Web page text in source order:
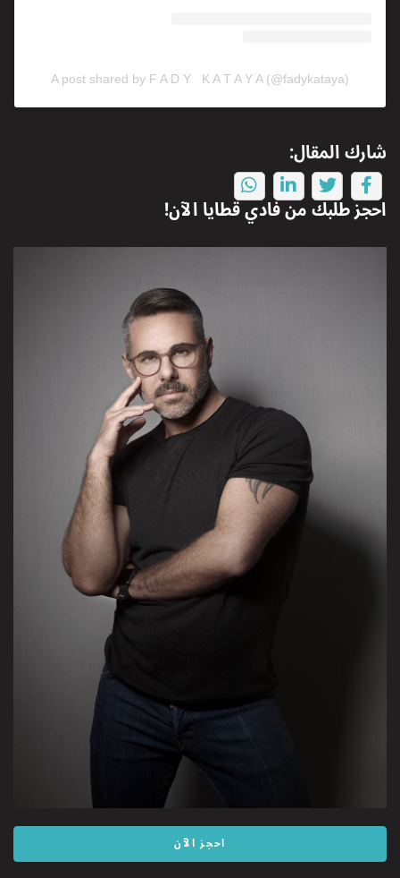
A post shared by F A D Y K A T A Y A (@fadykataya)
شارك المقال:
احجز طلبك منفادي قطاياالآن!
احجز الآن